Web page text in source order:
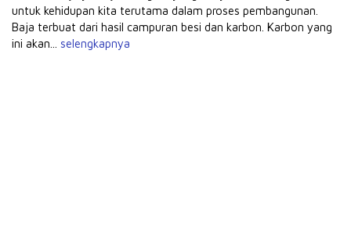
untuk kehidupan kita terutama dalam proses pembangunan.
Baja terbuat dari hasil campuran besi dan karbon. Karbon yang
ini akan... selengkapnya